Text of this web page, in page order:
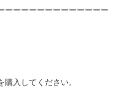
ーーーーーーーーーーーーー
入してください。